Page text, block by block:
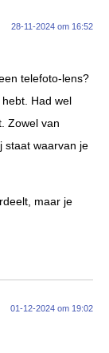
28-11-2024 om 16:52
telefoto-lens?
Had wel
Zowel van
staat waarvan je
maar je
01-12-2024 om 19:02